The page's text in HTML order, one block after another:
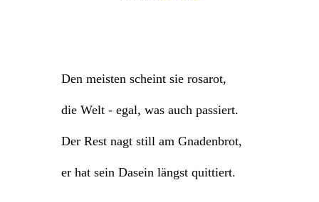
Den meisten scheint sie rosarot,
die Welt - egal, was auch passiert.
Der Rest nagt still am Gnadenbrot,
er hat sein Dasein längst quittiert.